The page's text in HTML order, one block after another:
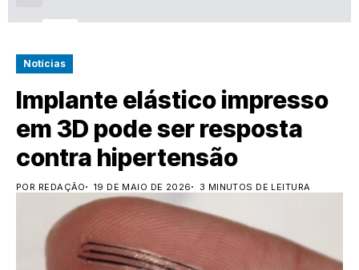
Notícias
Implante elástico impresso
em 3D pode ser resposta
contra hipertensão
POR REDAÇÃO 19 DE MAIO DE 2026 3 MINUTOS DE LEITURA